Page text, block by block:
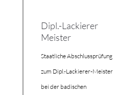
Dipl.-Lackierer
Meister
Staatliche Abschlussprüfung
zum Dipl.-Lackierer-Meister
bei der badischen